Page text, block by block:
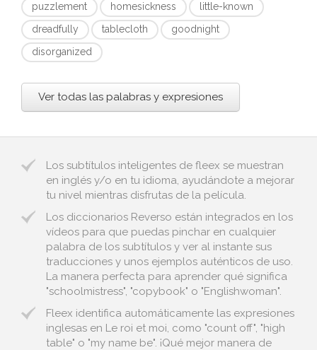
puzzlement
homesickness
little-known
dreadfully
tablecloth
goodnight
disorganized
Ver todas las palabras y expresiones
Los subtítulos inteligentes de fleex se muestran
en inglés y/o en tu idioma, ayudándote a mejorar
tu nivel mientras disfrutas de la película.
Los diccionarios Reverso están integrados en los
vídeos para que puedas pinchar en cualquier
palabra de los subtítulos y ver al instante sus
traducciones y unos ejemplos auténticos de uso.
La manera perfecta para aprender qué significa
"schoolmistress", "copybook" o "Englishwoman".
Fleex identifica automáticamente las expresiones
inglesas en Le roi et moi, como "count off", "high
table" o "my name be". ¡Qué mejor manera de